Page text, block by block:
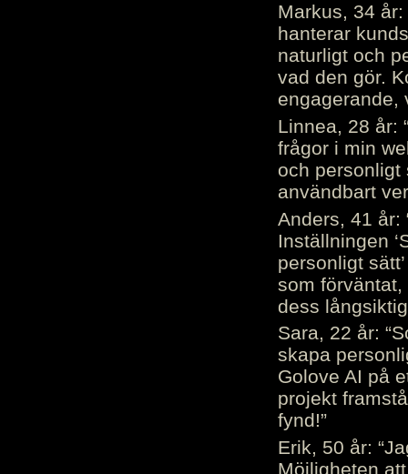
Markus, 34
hanterar
naturligt och
vad den gör.
engagerande,
Linnea, 28 år:
frågor i min
och personligt
användbart
Anders, 41 år:
Inställningen
personligt
som
dess
Sara, 22 år:
skapa
Golove AI på
projekt
fynd!”
Erik, 50 år:
Möjligheten